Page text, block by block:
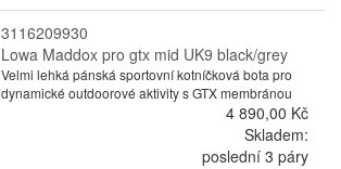
3116209930
Lowa Maddox pro gtx mid UK9 black/grey
Velmi lehká pánská sportovní kotníčková bota pro
dynamické outdoorové aktivity s GTX membránou
4 890,00 Kč
Skladem:
poslední 3 páry